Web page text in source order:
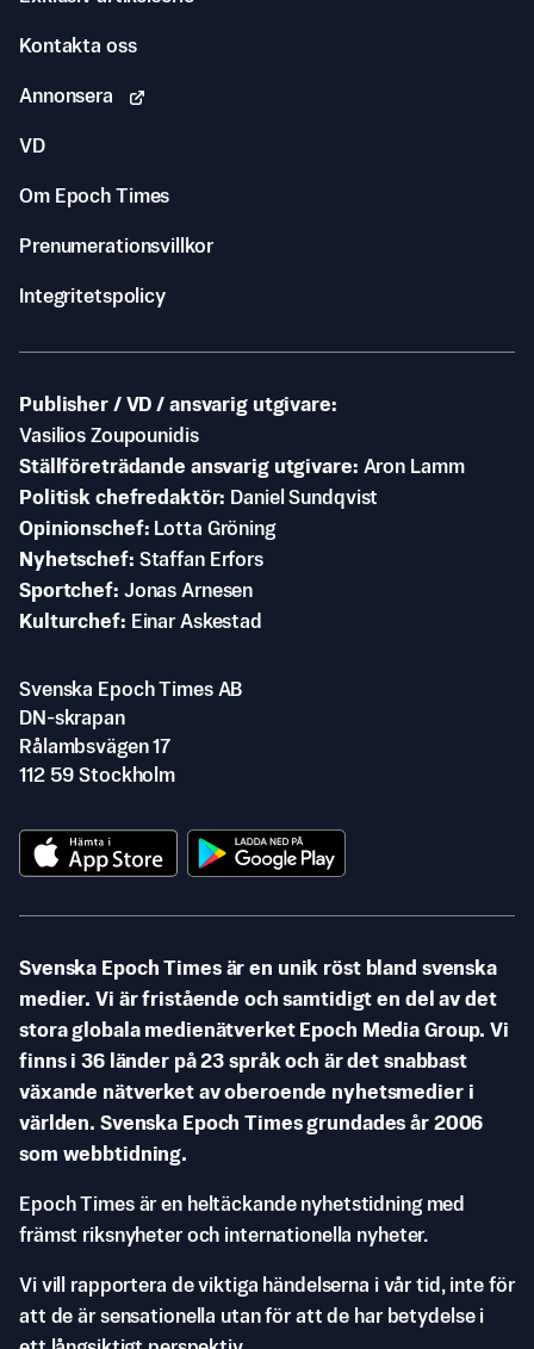
Kontakta oss
Annonsera
VD
Om Epoch Times
Prenumerationsvillkor
Integritetspolicy
Publisher / VD / ansvarig utgivare
Vasilios Zoupounidis
Ställföreträdande ansvarig utgivare Aron Lamm
Politisk chefredaktör
Daniel Sundqvist
Opinionschef
Lotta Gröning
Nyhetschef Staffan Erfors
Sportchef Jonas Arnesen
Kulturchef
Einar Askestad
Svenska Epoch Times AB
DN-skrapan
Rålambsvägen 17
112 59 Stockholm
Svenska Epoch Times är en unik röst bland svenska
medier. Vi är fristående och samtidigt en del av det
stora globala medienätverket Epoch Media Group. Vi
finns i 36 länder på 23 språk och är det snabbast
växande nätverket av oberoende nyhetsmedier i
världen. Svenska Epoch Times grundades år 2006
som webbtidning.
Epoch Times är en heltäckande nyhetstidning med
främst riksnyheter och internationella nyheter.
Vi vill rapportera de viktiga händelserna i vår tid, inte för
att de är sensationella utan för att de har betydelse i